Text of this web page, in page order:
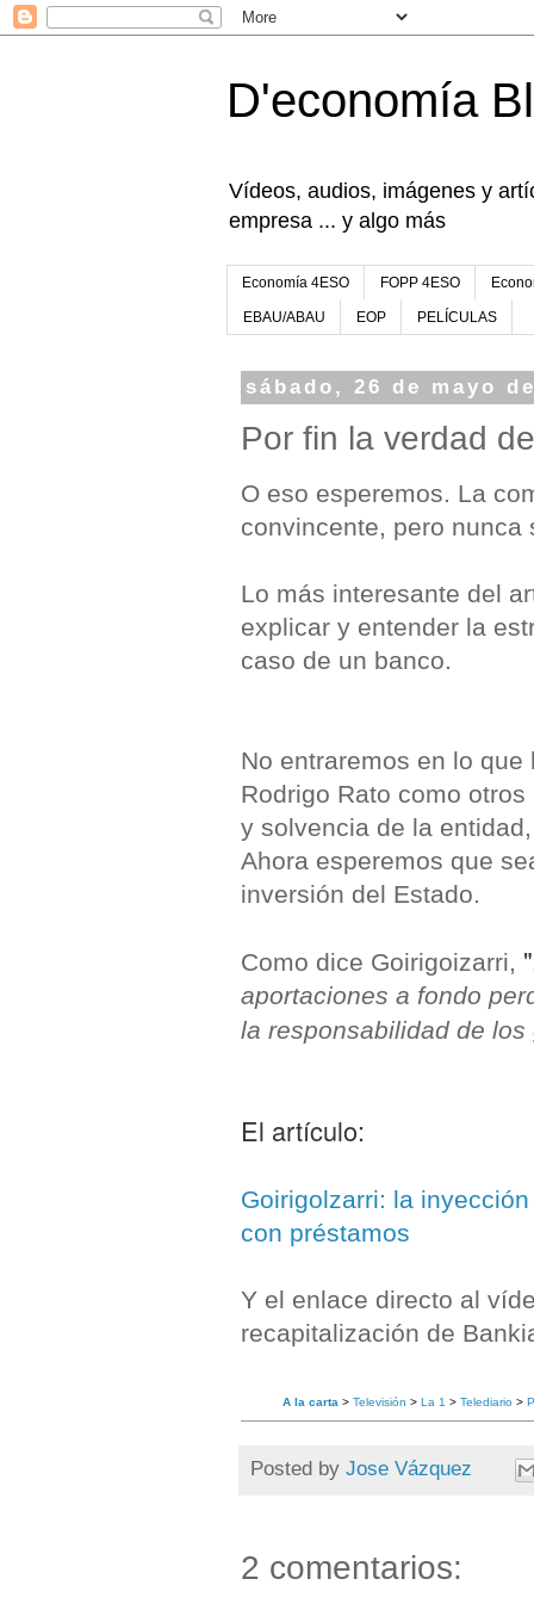
D'economía
Vídeos, audios, imágenes y
empresa ... y algo más
Economía 4ESO FOPP 4ESO
EBAU/ABAU EOP PELÍCULAS
sábado, 26 de mayo
Por fin la verdad
O eso esperemos. La
convincente, pero nunca
Lo más interesante del
explicar y entender la
caso de un banco.
No entraremos en lo
Rodrigo Rato como
y solvencia de la
Ahora esperemos que
inversión del Estado.
Como dice Goirigoizarri, "
aportaciones a fondo
la responsabilidad de
El artículo:
Goirigolzarri: la
con préstamos
Y el enlace directo al
recapitalización de
A la carta > Televisión > La 1 > Telediario >
Posted by Jose Vázquez
2 comentarios: